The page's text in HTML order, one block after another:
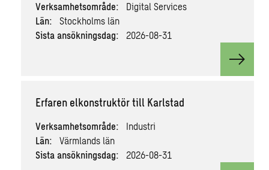
Verksamhetsområde:
Digital Services
Län:
Stockholms län
Sista ansökningsdag:
2026-08-31
View
Erfaren elkonstruktör till Karlstad
Verksamhetsområde:
Industri
Län:
Värmlands län
Sista ansökningsdag:
2026-08-31